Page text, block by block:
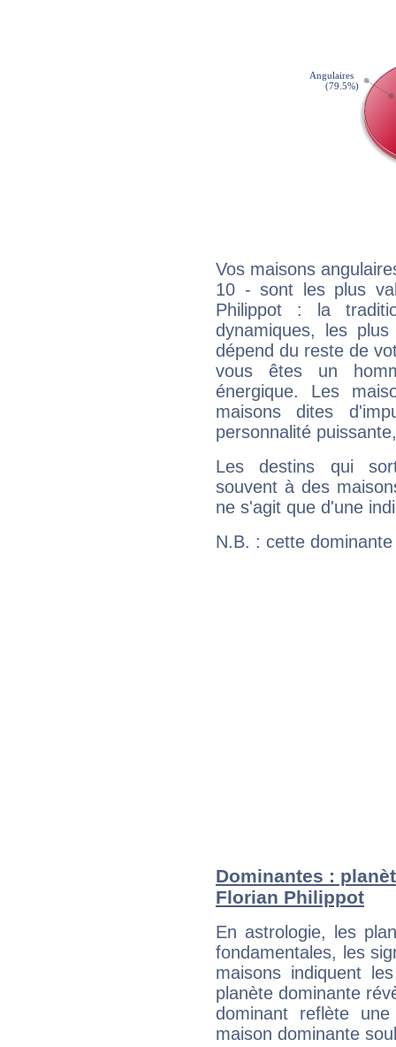
Vos maisons
10 - sont les plus
Philippot : la
dynamiques, les
dépend du reste de
vous êtes un
énergique. Les
maisons dites
personnalité
Les destins qui
souvent à des
ne s'agit que d'une
N.B. : cette
Dominantes :
Florian Philippot
En astrologie, les
fondamentales, les
maisons indiquent
planète dominante
dominant reflète
maison dominante